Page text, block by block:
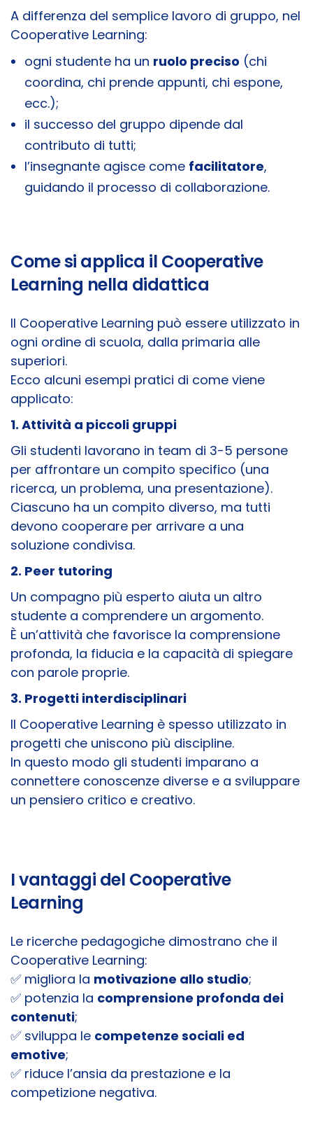
A differenza del semplice lavoro di gruppo, nel
Cooperative Learning:
ogni studente ha un ruolo preciso (chi
coordina, chi prende appunti, chi espone,
ecc.);
il successo del gruppo dipende dal
contributo di tutti;
l’insegnante agisce come facilitatore,
guidando il processo di collaborazione.
Come si applica il Cooperative
Learning nella didattica
Il Cooperative Learning può essere utilizzato in
ogni ordine di scuola, dalla primaria alle
superiori.
Ecco alcuni esempi pratici di come viene
applicato:
1. Attività a piccoli gruppi
Gli studenti lavorano in team di 3-5 persone
per affrontare un compito specifico (una
ricerca, un problema, una presentazione).
Ciascuno ha un compito diverso, ma tutti
devono cooperare per arrivare a una
soluzione condivisa.
2. Peer tutoring
Un compagno più esperto aiuta un altro
studente a comprendere un argomento.
È un’attività che favorisce la comprensione
profonda, la fiducia e la capacità di spiegare
con parole proprie.
3. Progetti interdisciplinari
Il Cooperative Learning è spesso utilizzato in
progetti che uniscono più discipline.
In questo modo gli studenti imparano a
connettere conoscenze diverse e a sviluppare
un pensiero critico e creativo.
I vantaggi del Cooperative
Learning
Le ricerche pedagogiche dimostrano che il
Cooperative Learning:
✅ migliora la motivazione allo studio;
✅ potenzia la comprensione profonda dei
contenuti;
✅ sviluppa le competenze sociali ed
emotive;
✅ riduce l’ansia da prestazione e la
competizione negativa.